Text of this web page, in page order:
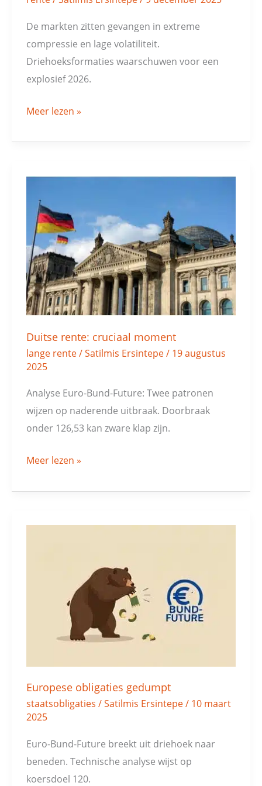
De markten zitten gevangen in extreme
compressie en lage volatiliteit.
Driehoeksformaties waarschuwen voor een
explosief 2026.
Meer lezen »
Duitse rente: cruciaal moment
lange rente/Satilmis Ersintepe/ 19 augustus
2025
Analyse Euro-Bund-Future: Twee patronen
wijzen op naderende uitbraak. Doorbraak
onder 126,53 kan zware klap zijn.
rente:
cruciaal
moment
Meer lezen »
Europese obligaties gedumpt
staatsobligaties /Satilmis Ersintepe/ 10 maart
2025
Euro-Bund-Future breekt uit driehoek naar
beneden. Technische analyse wijst op
koersdoel 120.